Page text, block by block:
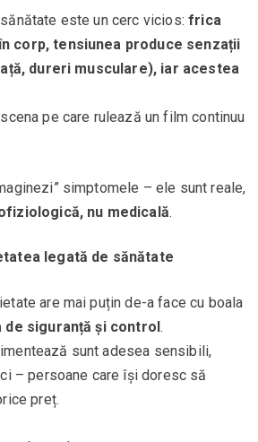
este un cerc vicios:frica
corp, tensiunea produce senzații
dureri musculare), iar acestea
pe care rulează un film continuu
simptomele – ele sunt reale,
nu medicală.
legată de sănătate
are mai puțin de-a face cu boala
de siguranță și control.
sunt adesea sensibili,
– persoane care își doresc să
preț.